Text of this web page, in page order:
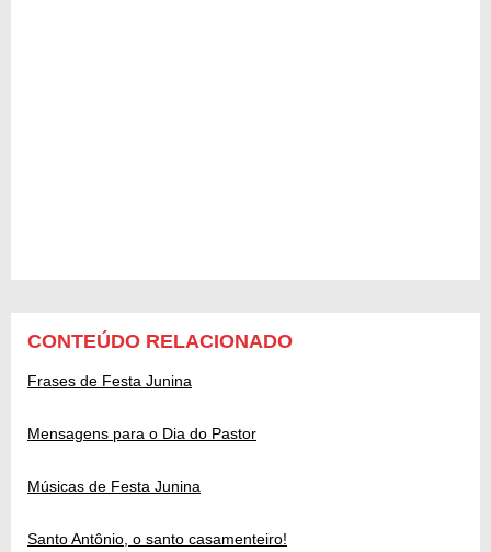
CONTEÚDO RELACIONADO
Frases de Festa Junina
Mensagens para o Dia do Pastor
Músicas de Festa Junina
Santo Antônio, o santo casamenteiro!